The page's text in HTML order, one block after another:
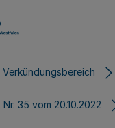
Verkündungsbereich
Nr. 35 vom 20.10.2022